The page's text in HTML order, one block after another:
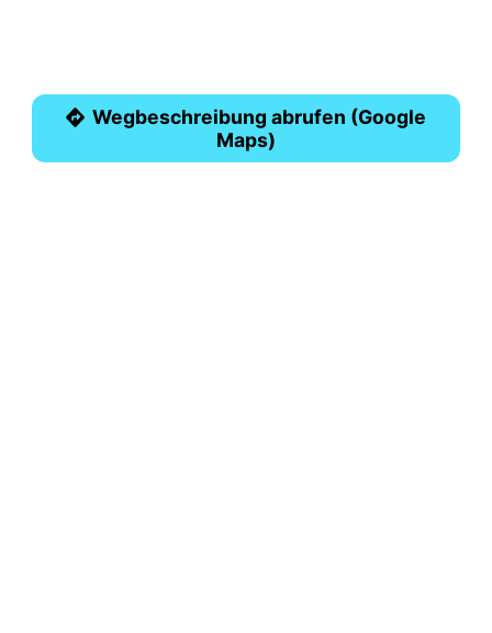
Wegbeschreibung abrufen (Google
Maps)